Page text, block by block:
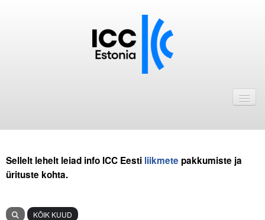
ICC Eesti liikmebaas
Astu ICC Eesti liikmeks!
Sellelt lehelt leiad info ICC Eesti liikmete pakkumiste ja
ürituste kohta.
KÕIK KUUD